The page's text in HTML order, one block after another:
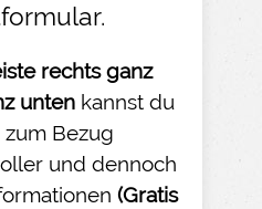
.
rechts ganz
unten kannst du
Bezug
und dennoch
(Gratis